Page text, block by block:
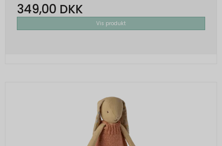
349,00 DKK
Vis produkt